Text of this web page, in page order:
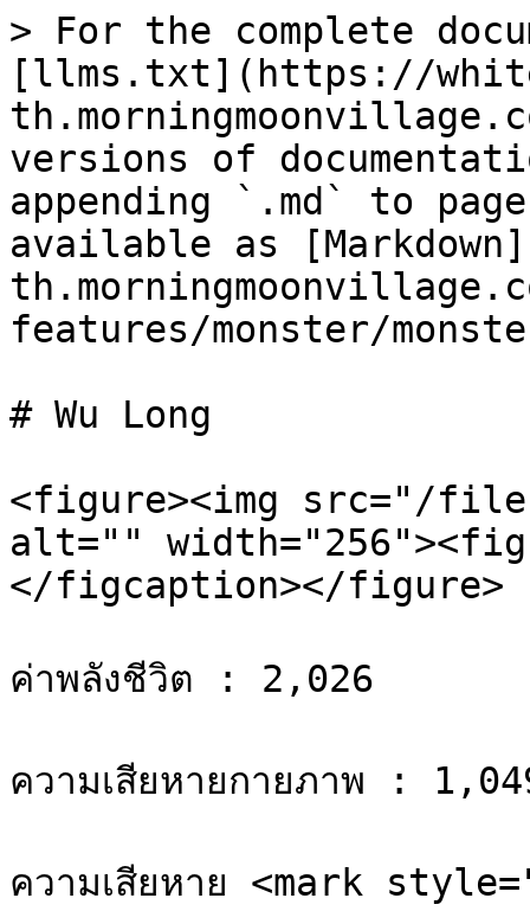
> For the complete
[llms.txt](https://
versions of
appending `.md` to
available as
features/monster/
# Wu Long
<figure><img src="/files/
alt=""
</figcaption></figure>
ค่าพลังชีวิต : 2,026
ความเสียหายกายภาพ :
ความเสียหาย <mark